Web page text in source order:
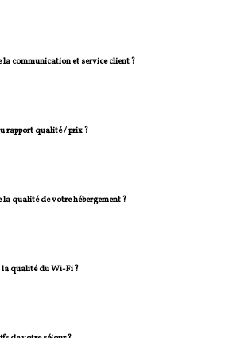
communication et service client ?
rapport qualité / prix ?
qualité de votre hébergement ?
la qualité du Wi-Fi ?